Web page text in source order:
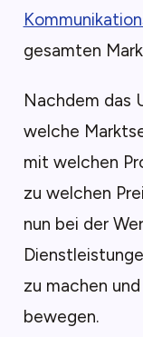
gesamten
Nachdem das
welche
mit welchen
zu welchen
nun bei der
zu machen
bewegen.